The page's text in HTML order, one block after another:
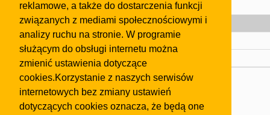
reklamowe, a także do dostarczenia funkcji
związanych z mediami społecznościowymi i
analizy ruchu na stronie. W programie
służącym do obsługi internetu można
zmienić ustawienia dotyczące
cookies.Korzystanie z naszych serwisów
internetowych bez zmiany ustawień
dotyczących cookies oznacza, że będą one
Kontakt
Strefa dla biznesu
Biura nieruchomości
Dealerzy i autokomisy
Skontaktuj się z nami
regulaminuiPolityki Prywatności.